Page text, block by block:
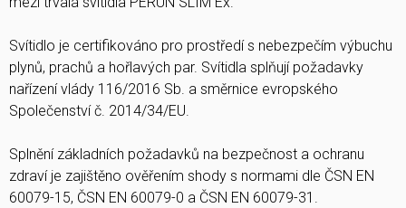
Svítidlo je certifikováno pro prostředí s nebezpečím výbuchu
plynů, prachů a hořlavých par. Svítidla splňují požadavky
nařízení vlády 116/2016 Sb. a směrnice evropského
Společenství č. 2014/34/EU.
Splnění základních požadavků na bezpečnost a ochranu
zdraví je zajištěno ověřením shody s normami dle ČSN EN
60079-15, ČSN EN 60079-0 a ČSN EN 60079-31.